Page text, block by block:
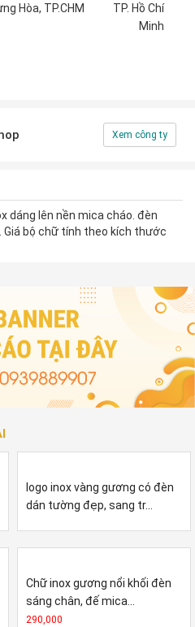
Hòa, TP.CHM
TP. Hồ Chí
Minh
Xem công ty
dáng lên nền mica cháo. đèn
Giá bộ chữ tính theo kích thước
logo inox vàng gương có đèn
dán tường đẹp, sang tr...
Chữ inox gương nổi khối đèn
sáng chân, đế mica...
290,000